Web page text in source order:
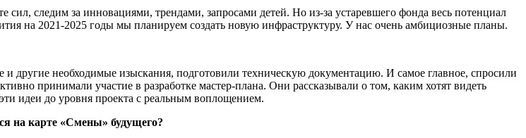
следим за инновациями, трендами, запросами детей. Но из-за устаревшего фонда весь потенциал
на 2021-2025 годы мы планируем создать новую инфраструктуру. У нас очень амбициозные планы.
другие необходимые изыскания, подготовили техническую документацию. И самое главное, спросили
принимали участие в разработке мастер-плана. Они рассказывали о том, каким хотят видеть
идеи до уровня проекта с реальным воплощением.
на карте «Смены» будущего?